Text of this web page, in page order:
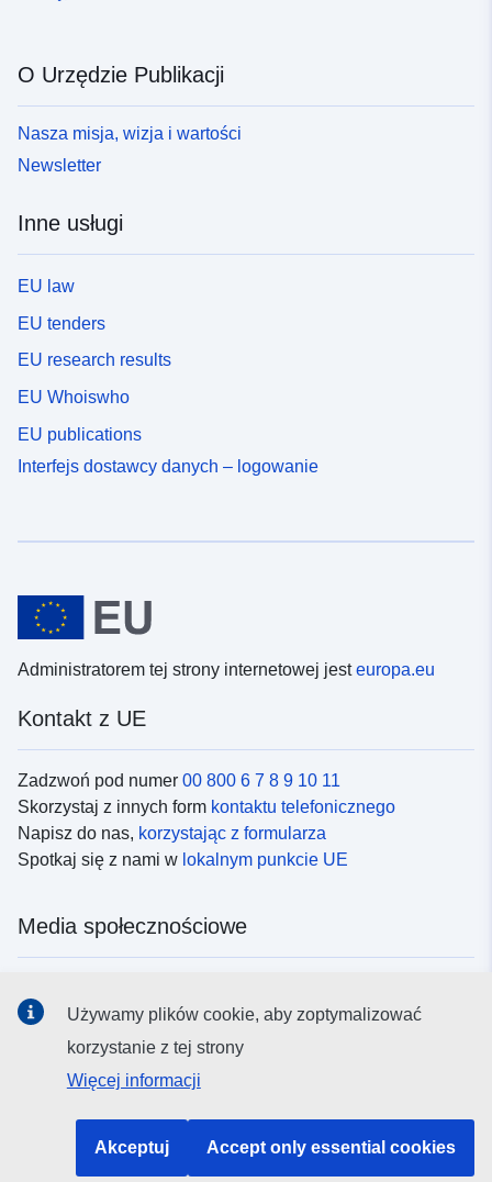
O Urzędzie Publikacji
Nasza misja, wizja i wartości
Newsletter
Inne usługi
EU law
EU tenders
EU research results
EU Whoiswho
EU publications
Interfejs dostawcy danych – logowanie
Administratorem tej strony internetowej jesteuropa.eu
Kontakt z UE
Zadzwoń pod numer 00 800 6 7 8 9 10 11
Skorzystaj z innych form kontaktu telefonicznego
Napisz do nas, korzystając z formularza
Spotkaj się z nami w lokalnym punkcie UE
Media społecznościowe
Instytucje i organy UE
Używamy plików cookie, aby zoptymalizować
korzystanie z tej strony
Więcej informacji
Akceptuj Accept only essential cookies